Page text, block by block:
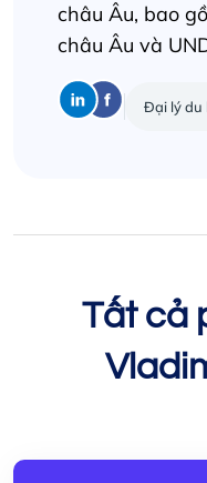
châu Âu, bao
châu Âu và
Đại lý du
Tất cả